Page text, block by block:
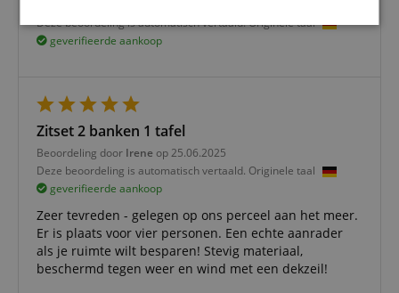
Deze beoordeling is automatisch vertaald. Originele taal
geverifieerde aankoop
Zitset 2 banken 1 tafel
Beoordeling door Irene op 25.06.2025
Deze beoordeling is automatisch vertaald. Originele taal
geverifieerde aankoop
Zeer tevreden - gelegen op ons perceel aan het meer.
Er is plaats voor vier personen. Een echte aanrader
als je ruimte wilt besparen! Stevig materiaal,
beschermd tegen weer en wind met een dekzeil!
Strikt
noodzakelijk
Prestatie Gericht op
Functionaliteit
Strikt noodzakelijk Prestatie
Gericht op
Functionaliteit
Niet-geclassificeerd